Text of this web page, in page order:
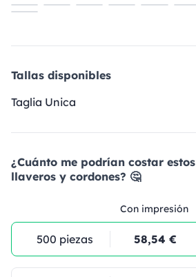
Tallas disponibles
Taglia Unica
¿Cuánto me podrían costar estos
llaveros y cordones? 🤔
Con impresión
500 piezas 58,54 €